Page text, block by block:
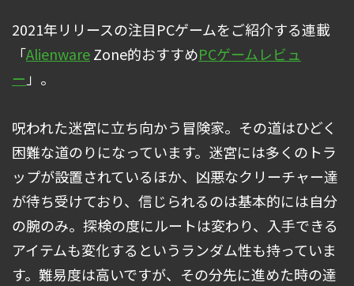
2021年リリースの注目PCゲームをご紹介する連載
「AlienwareZone的おすすめPCゲームレビュ
ー」。
呪われた迷宮に立ち向かう冒険家。その道はひどく
困難な道のりになっています。迷宮には多くのトラ
ップが設置されているほか、凶悪なクリーチャー達
が待ち受けており、信じられるのは基本的には自分
の腕のみ。探検の度にルートは変わり、入手できる
アイテムも変化するというランダム性も持っていま
す。難易度は高いですが、その分先に進めた時の達